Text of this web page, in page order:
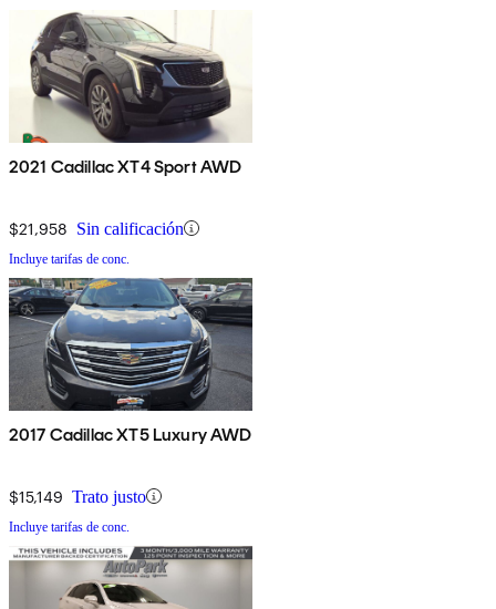
2021 Cadillac XT4 Sport AWD
$21,958 Sin calificación
Incluye tarifas de conc.
2017 Cadillac XT5 Luxury AWD
$15,149 Trato justo
Incluye tarifas de conc.